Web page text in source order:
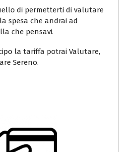
di permetterti di valutare
spesa che andrai ad
che pensavi.
la tariffa potrai Valutare,
Sereno.